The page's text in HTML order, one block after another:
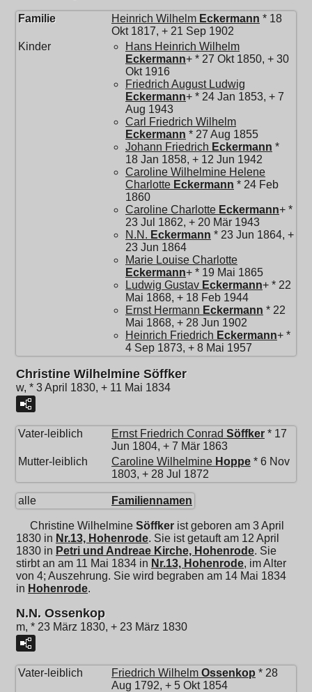
Familie Heinrich Wilhelm Eckermann * 18
Okt 1817, + 21 Sep 1902
Kinder
Hans Heinrich Wilhelm
Eckermann+ * 27 Okt 1850, + 30
Okt 1916
Friedrich August Ludwig
Eckermann+ * 24 Jan 1853, + 7
Aug 1943
Carl Friedrich Wilhelm
Eckermann * 27 Aug 1855
Johann Friedrich Eckermann *
18 Jan 1858, + 12 Jun 1942
Caroline Wilhelmine Helene
Charlotte Eckermann * 24 Feb
1860
Caroline Charlotte Eckermann+ *
23 Jul 1862, + 20 Mär 1943
N.N. Eckermann * 23 Jun 1864, +
23 Jun 1864
Marie Louise Charlotte
Eckermann+ * 19 Mai 1865
Ludwig Gustav Eckermann+ * 22
Mai 1868, + 18 Feb 1944
Ernst Hermann Eckermann * 22
Mai 1868, + 28 Jun 1902
Heinrich Friedrich Eckermann+ *
4 Sep 1873, + 8 Mai 1957
Christine Wilhelmine Söffker
w, * 3 April 1830, + 11 Mai 1834
Vater-leiblich Ernst Friedrich Conrad Söffker * 17
Jun 1804, + 7 Mär 1863
Mutter-leiblich
Caroline Wilhelmine Hoppe * 6 Nov
1803, + 28 Jul 1872
alle Familiennamen
Christine Wilhelmine Söffker ist geboren am 3 April
1830 in Nr.13, Hohenrode. Sie ist getauft am 12 April
1830 in Petri und Andreae Kirche, Hohenrode. Sie
stirbt an am 11 Mai 1834 in Nr.13, Hohenrode, im Alter
von 4; Auszehrung. Sie wird begraben am 14 Mai 1834
in Hohenrode.
N.N. Ossenkop
m, * 23 März 1830, + 23 März 1830
Vater-leiblich Friedrich Wilhelm Ossenkop * 28
Aug 1792, + 5 Okt 1854